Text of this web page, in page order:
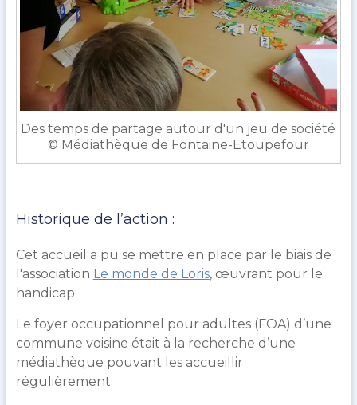
Des temps de partage autour d'un jeu de société
© Médiathèque de Fontaine-Etoupefour
Historique de l’action :
Cet accueil a pu se mettre en place par le biais de
l'association Le monde de Loris, œuvrant pour le
handicap.
Le foyer occupationnel pour adultes (FOA) d’une
commune voisine était à la recherche d’une
médiathèque pouvant les accueillir
régulièrement.